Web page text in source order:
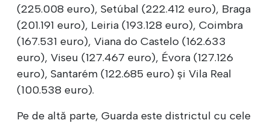
(225.008 euro), Setúbal (222.412 euro), Braga
(201.191 euro), Leiria (193.128 euro), Coimbra
(167.531 euro), Viana do Castelo (162.633
euro), Viseu (127.467 euro), Évora (127.126
euro), Santarém (122.685 euro) și Vila Real
(100.538 euro).
Pe de altă parte, Guarda este districtul cu cele